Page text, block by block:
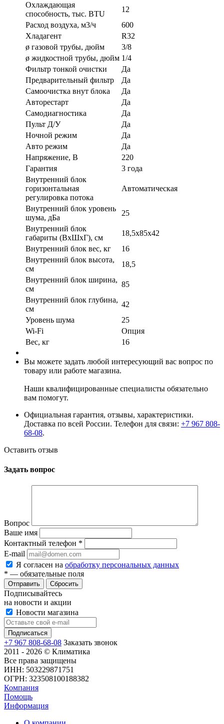
Охлаждающая
способность, тыс. BTU
12
Расход воздуха, м3/ч
600
Хладагент
R32
ø газовой трубы, дюйм
3/8
ø жидкостной трубы, дюйм 1/4
Фильтр тонкой очистки
Да
Предварительный фильтр
Да
Самоочистка внут блока
Да
Авторестарт
Да
Самодиагностика
Да
Пульт Д/У
Да
Ночной режим
Да
Авто режим
Да
Напряжение, В
220
Гарантия
3 года
Внутренний блок
горизонтальная
регулировка потока
Автоматическая
Внутренний блок уровень
шума, дБа
25
Внутренний блок
габариты (ВхШхГ), см
18,5x85x42
Внутренний блок вес, кг
16
Внутренний блок высота,
см
18,5
Внутренний блок ширина,
см
85
Внутренний блок глубина,
см
42
Уровень шума
25
Wi-Fi
Опция
Вес, кг
16
Вы можете задать любой интересующий вас вопрос по
товару или работе магазина.
Наши квалифицированные специалисты обязательно
вам помогут.
Официальная гарантия, отзывы, характеристики.
Доставка по всей России. Телефон для связи: +7 967 808-
68-08.
Оставить отзыв
Задать вопрос
Вопрос
Ваше имя
Контактный телефон *
E-mail
Я согласен на обработку персональных данных
* — обязательные поля
Сбросить
Подписывайтесь
на новости и акции
Новости магазина
+7 967 808-68-08 Заказать звонок
2011 - 2026 © Климатика
Все права защищены
ИНН: 503229871751
ОГРН: 323508100188382
Компания
Помощь
Информация